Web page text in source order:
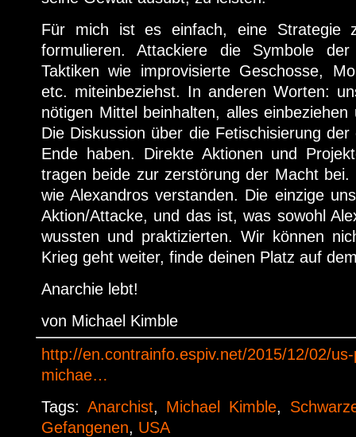
Für mich ist es einfach, eine Strategie
formulieren. Attackiere die Symbole
Taktiken wie improvisierte Geschosse,
etc. miteinbeziehst. In anderen Worten:
nötigen Mittel beinhalten, alles
Die Diskussion über die Fetischisierung
Ende haben. Direkte Aktionen und
tragen beide zur zerstörung der Macht bei.
wie Alexandros verstanden. Die einzige
Aktion/Attacke, und das ist, was sowohl
wussten und praktizierten. Wir können
Krieg geht weiter, finde deinen Platz auf
Anarchie lebt!
von Michael Kimble
http://en.contrainfo.espiv.net/2015/12/02/
michae…
Tags: Anarchist, Michael Kimble,
Gefangenen, USA